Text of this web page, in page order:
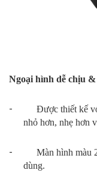
Ngoại hình dễ chịu
- Được thiết kế
nhỏ hơn, nhẹ hơn
- Màn hình màu
dùng.